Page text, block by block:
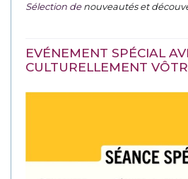
Sélection denouveautés et
EVÉNEMENT SPÉCIAL
CULTURELLEMENT